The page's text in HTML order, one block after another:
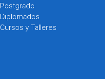
Postgrado
Diplomados
Cursos y Talleres